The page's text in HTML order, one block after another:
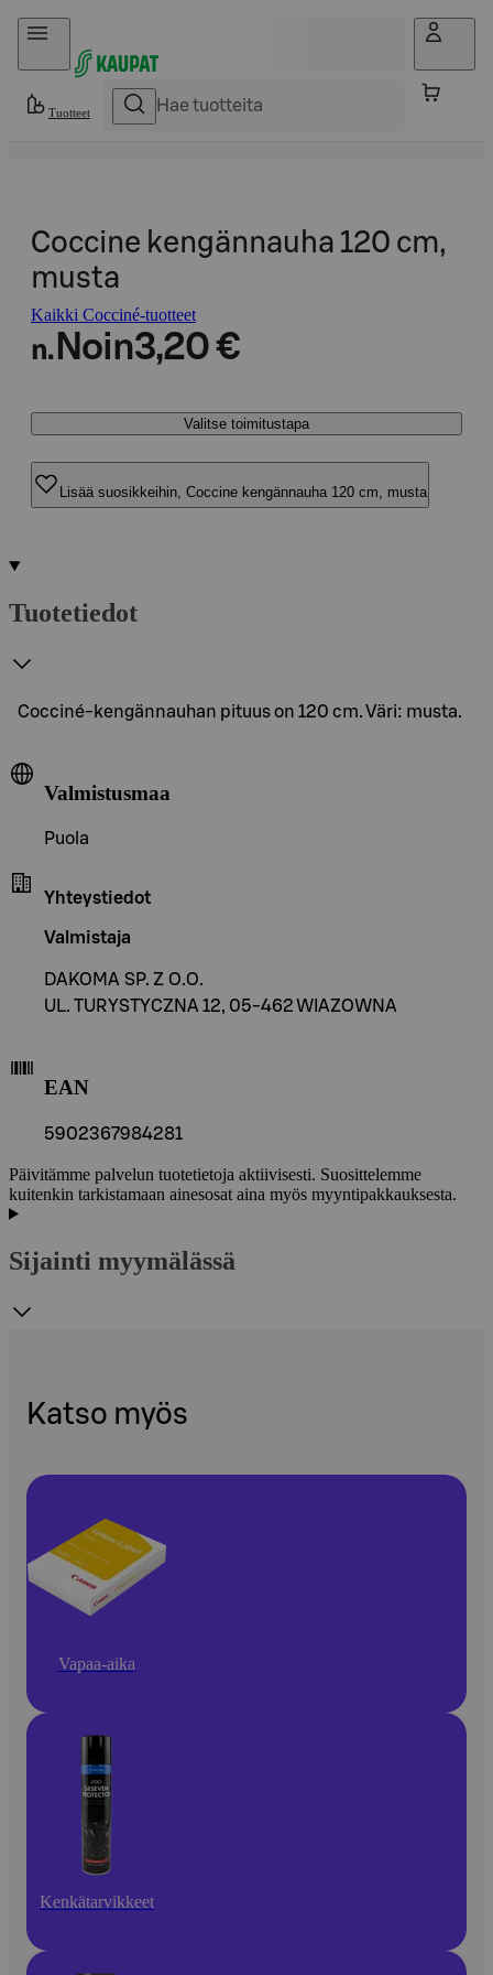
Hyppää sisältöön
Tuotteet
Coccine kengännauha 120 cm,
musta
Kaikki Cocciné-tuotteet
n. Noin3,20 €
Valitse toimitustapa
Lisää suosikkeihin, Coccine kengännauha 120 cm, musta
Tuotetiedot
Cocciné-kengännauhan pituus on 120 cm. Väri: musta.
Valmistusmaa
Puola
Yhteystiedot
Valmistaja
DAKOMA SP. Z O.O.
UL. TURYSTYCZNA 12, 05-462 WIAZOWNA
EAN
5902367984281
Päivitämme palvelun tuotetietoja aktiivisesti. Suosittelemme
kuitenkin tarkistamaan ainesosat aina myös myyntipakkauksesta.
Sijainti myymälässä
Katso myös
Vapaa-aika
Kenkätarvikkeet